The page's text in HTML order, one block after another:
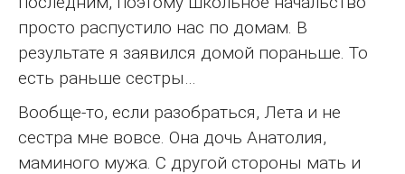
просто распустило нас по домам. В
результате я заявился домой пораньше. То
есть раньше сестры…
Вообще-то, если разобраться, Лета и не
сестра мне вовсе. Она дочь Анатолия,
маминого мужа. С другой стороны мать и